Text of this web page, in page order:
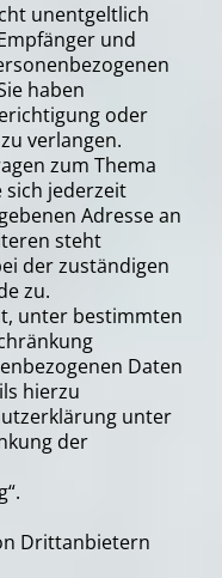
unentgeltlich
und
haben
oder
verlangen.
zum Thema
sich jederzeit
Adresse an
steht
der zuständigen
zu.
unter bestimmten
Daten
hierzu
unter
der
Drittanbietern